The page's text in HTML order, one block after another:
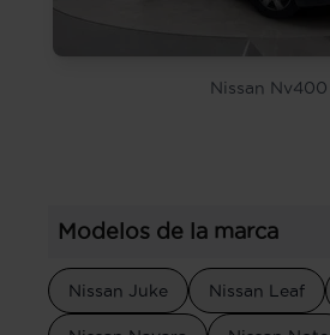
Nissan Nv400
Modelos de la marca
Nissan Juke Nissan Leaf